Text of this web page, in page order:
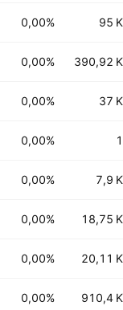
0,00% 95 K
0,00% 390,92 K
0,00% 37 K
0,00% 1
0,00% 7,9 K
0,00% 18,75 K
0,00% 20,11 K
0,00% 910,4 K